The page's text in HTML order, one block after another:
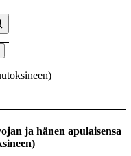
)
ja hänen apulaisensa
)